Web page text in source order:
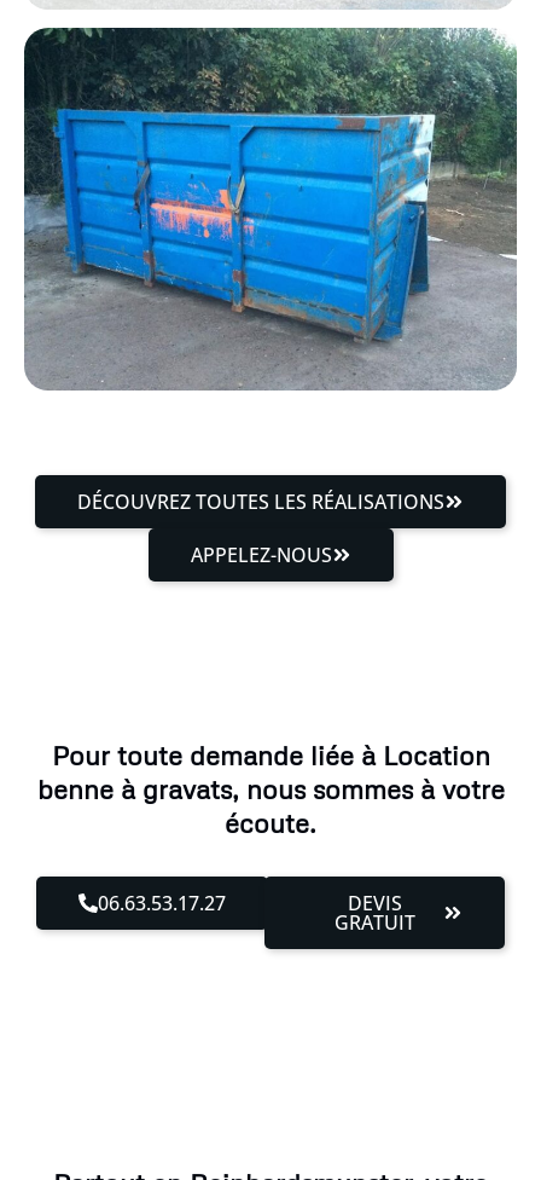
DÉCOUVREZ TOUTES LES RÉALISATIONS
APPELEZ-NOUS
Pour toute demande liée à Location
benne à gravats, nous sommes à votre
écoute.
06.63.53.17.27 DEVIS
GRATUIT